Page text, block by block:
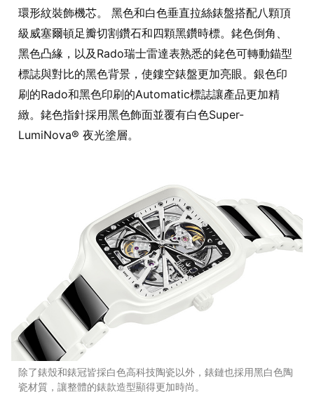
環形紋裝飾機芯。 黑色和白色垂直拉絲錶盤搭配八顆頂
級威塞爾頓足瓣切割鑽石和四顆黑鑽時標。銠色倒角、
黑色凸緣，以及Rado瑞士雷達表熟悉的銠色可轉動錨型
標誌與對比的黑色背景，使鏤空錶盤更加亮眼。銀色印
刷的Rado和黑色印刷的Automatic標誌讓產品更加精
緻。銠色指針採用黑色飾面並覆有白色Super-
LumiNova® 夜光塗層。
除了錶殼和錶冠皆採白色高科技陶瓷以外，錶鏈也採用黑白色陶
瓷材質，讓整體的錶款造型顯得更加時尚。